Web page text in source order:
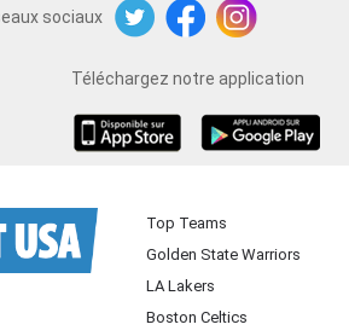
sociaux
TwitterFacebookInstagram
Téléchargez notre application
Top Teams
Golden State Warriors
LA Lakers
Boston Celtics